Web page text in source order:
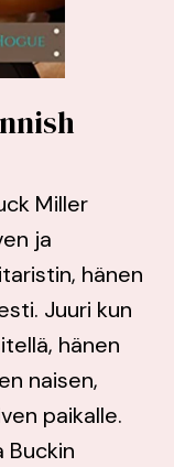
Miller
ja
hänen
Juuri kun
hänen
naisen,
paikalle.
Buckin